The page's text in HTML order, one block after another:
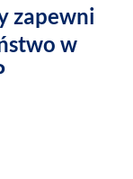
zapewni
w